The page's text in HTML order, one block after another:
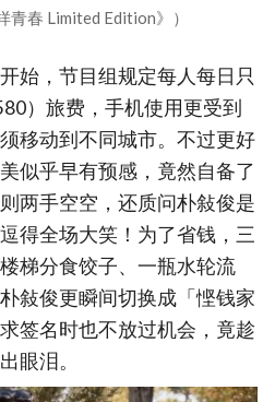
青春 Limited Edition》）
始，节目组规定每人每日只
）旅费，手机使用更受到
移动到不同城市。不过更好
似乎早有预感，竟然自备了
两手空空，还质问朴敍俊是
得全场大笑！为了省钱，三
梯分食饺子、一瓶水轮流
敍俊更瞬间切换成「悭钱家
签名时也不放过机会，竟趁
眼泪。